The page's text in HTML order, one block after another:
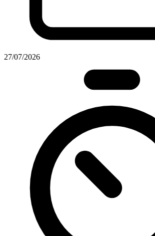
27/07/2026